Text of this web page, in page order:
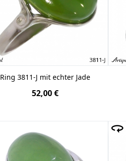
Ring 3811-J mit echter Jade
52,00 €